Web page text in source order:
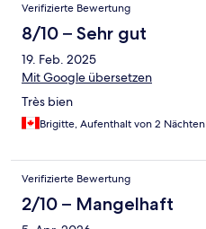
Verifizierte Bewertung
8/10 – Sehr gut
19. Feb. 2025
Mit Google übersetzen
Très bien
Brigitte, Aufenthalt von 2 Nächten
Verifizierte Bewertung
2/10 – Mangelhaft